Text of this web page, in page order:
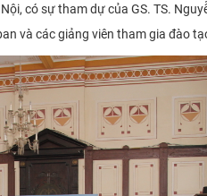
có sự tham dự của GS. TS.
và các giảng viên tham gia đào